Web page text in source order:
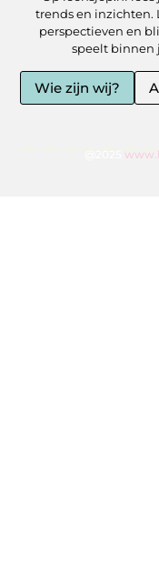
trends en inzichten.
perspectieven en
speelt binnen
Wie zijn wij?